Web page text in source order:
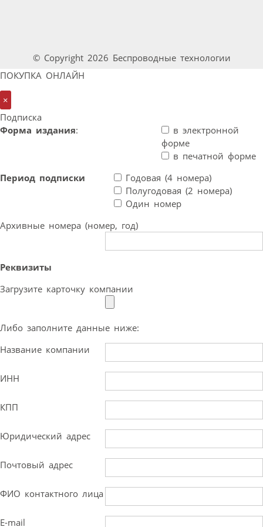
© Copyright 2026 Беспроводные технологии
ПОКУПКА ОНЛАЙН
×
Подписка
Форма издания:
в электронной
форме
в печатной форме
Период подписки
Годовая (4 номера)
Полугодовая (2 номера)
Один номер
Архивные номера (номер, год)
Реквизиты
Загрузите карточку компании
Либо заполните данные ниже:
Название компании
ИНН
КПП
Юридический адрес
Почтовый адрес
ФИО контактного лица
E-mail